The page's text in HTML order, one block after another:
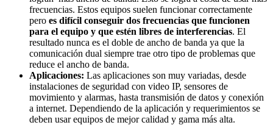
frecuencias. Estos equipos suelen funcionar correctamente
pero es difícil conseguir dos frecuencias que funcionen
para el equipo y que estén libres de interferencias. El
resultado nunca es el doble de ancho de banda ya que la
comunicación dual siempre trae otro tipo de problemas que
reduce el ancho de banda.
Aplicaciones: Las aplicaciones son muy variadas, desde
instalaciones de seguridad con video IP, sensores de
movimiento y alarmas, hasta transmisión de datos y conexión
a internet. Dependiendo de la aplicación y requerimientos se
deben usar equipos de mejor calidad y gama más alta.